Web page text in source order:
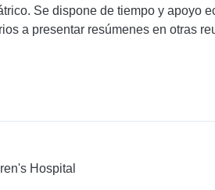
Se dispone de tiempo y apoyo
a presentar resúmenes en otras
Hospital